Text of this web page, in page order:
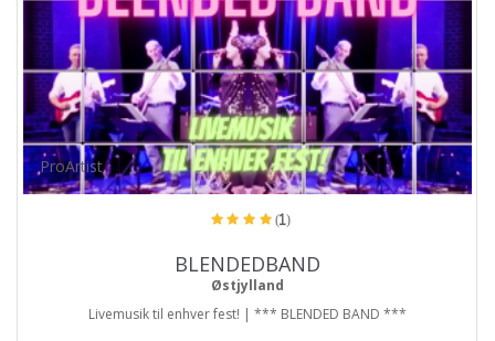
ProArtist
(1)
BLENDEDBAND
Østjylland
Livemusik til enhver fest! | *** BLENDED BAND ***